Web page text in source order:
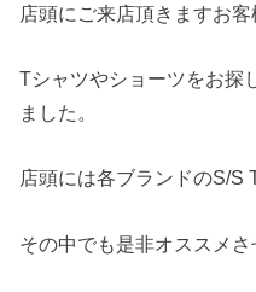
店頭にご来店頂きますお客
Tシャツやショーツをお探
ました。
店頭には各ブランドのS/S
その中でも是非オススメさ